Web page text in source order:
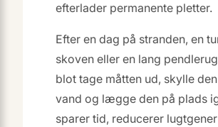
efterlader permanente pletter.
Efter en dag på stranden, en
skoven eller en lang
blot tage måtten ud, skylle
vand og lægge den på plads
sparer tid, reducerer